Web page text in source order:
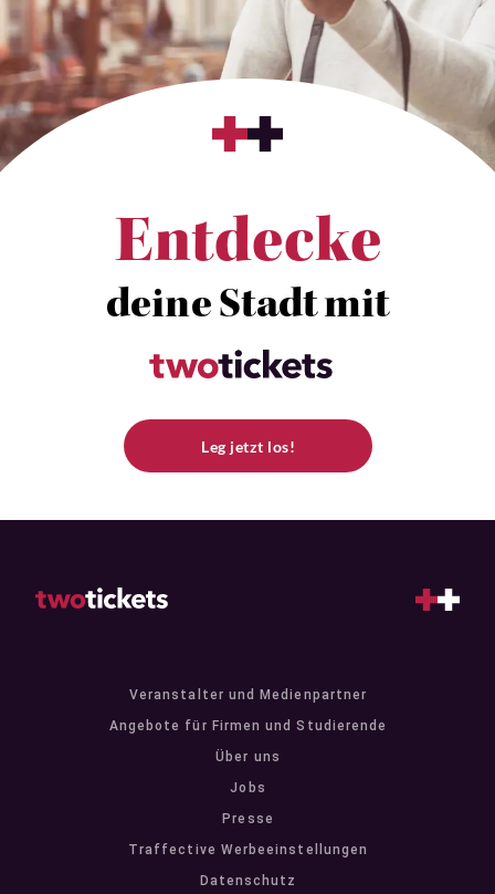
Entdecke
deine Stadt mit
Leg jetzt los!
Veranstalter und Medienpartner
Angebote für Firmen und Studierende
Über uns
Jobs
Presse
Traffective Werbeeinstellungen
Datenschutz